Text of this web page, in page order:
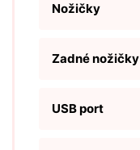
Nožičky
Zadné nožičky
USB port